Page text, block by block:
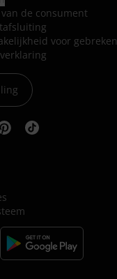
de consument
voor gebreken